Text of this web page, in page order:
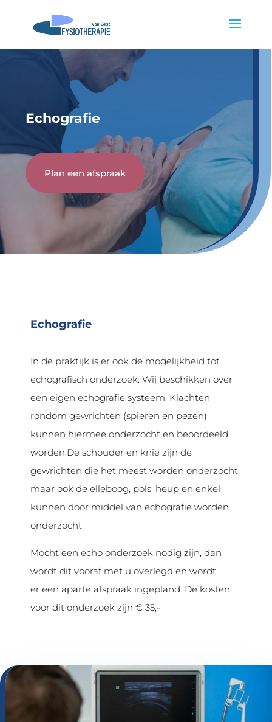
Echografie
Plan een afspraak
Echografie
In de praktijk is er ook de mogelijkheid tot
echografisch onderzoek. Wij beschikken over
een eigen echografie systeem. Klachten
rondom gewrichten (spieren en pezen)
kunnen hiermee onderzocht en beoordeeld
worden.De schouder en knie zijn de
gewrichten die het meest worden onderzocht,
maar ook de elleboog, pols, heup en enkel
kunnen door middel van echografie worden
onderzocht.
Mocht een echo onderzoek nodig zijn, dan
wordt dit vooraf met u overlegd en wordt
er een aparte afspraak ingepland. De kosten
voor dit onderzoek zijn € 35,-